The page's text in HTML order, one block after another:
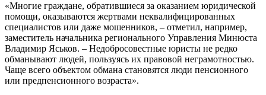
«Многие граждане, обратившиеся за оказанием юридической
помощи, оказываются жертвами неквалифицированных
специалистов или даже мошенников, – отметил, например,
заместитель начальника регионального Управления Минюста
Владимир Яськов. – Недобросовестные юристы не редко
обманывают людей, пользуясь их правовой неграмотностью.
Чаще всего объектом обмана становятся люди пенсионного
или предпенсионного возраста».